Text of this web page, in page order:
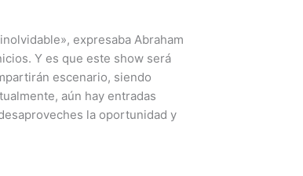
expresaba Abraham
Y es que este show será
escenario, siendo
aún hay entradas
la oportunidad y